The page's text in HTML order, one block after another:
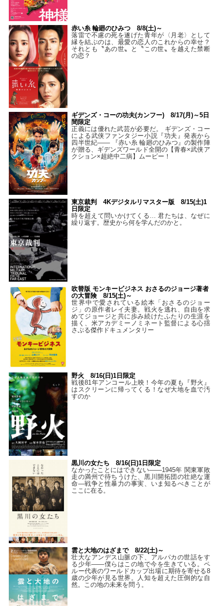
赤い糸 輪廻のひみつ 8/8(土)～
落雷で不慮の死を遂げた青年が〈月老〉として
縁を結ぶのは、最愛の恋人のこれからの幸せ？
それとも〝あの世〟と〝この世〟を越えた禁断
の恋？
ギデンズ・コーの功夫(カンフー) 8/17(月)～5日
間限定
正義には優れた武芸が必要だ。 ギデンズ・コー
による武侠ファンタジー小説『功夫』発表から
四半世紀―― 『赤い糸 輪廻のひみつ』の製作陣
が贈る、ギデンズワールド全開の【青春×武侠ア
クション×超絶中二病】ムービー！
東京裁判 4Kデジタルリマスター版 8/15(土)1
日限定
時を超えて問いかけてくる… 君たちは、なぜに
繰り返す。歴史から何を学んだのかと。
吹替版 モンキービジネス おさるのジョージ著者
の大冒険 8/15(土)～
世界中で愛されている絵本「おさるのジョー
ジ」の原作者レイ夫妻。戦火を逃れ、自由を求
めてジョージと共に歩み続けたふたりの生涯を
描く、米アカデミーノミネート監督による心揺
さぶる傑作ドキュメンタリー
野火 8/16(日)1日限定
戦後81年アンコール上映！今年の夏も『野火』
はスクリーンに帰ってくる！なぜ大地を血で汚
すのか
黒川の女たち 8/16(日)1日限定
なかったことにはできない——1945年 関東軍敗
走の満州で待ちうけた、黒川開拓団の壮絶な運
命―戦争と性暴力の事実、いま知るべきことが
ここに在る。
雲と大地のはざまで 8/22(土)～
壮大なアンデス山脈の下、アルパカの世話をす
る少年――僕らはこの地で今を生きている。ペ
ルー代表のワールドカップ出場に期待を寄せる8
歳の少年が見る世界。人知を超えた圧倒的な自
然。この地の未来を問う。